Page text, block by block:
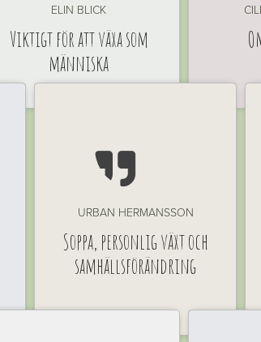
ELIN BLICK
Viktigt för att växa som
människa

URBAN HERMANSSON
Soppa, personlig växt och
samhällsförändring